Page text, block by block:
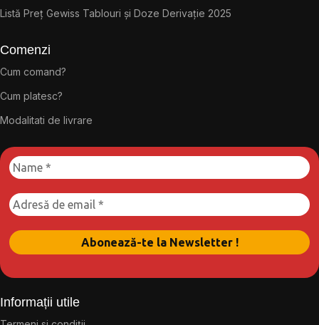
Listă Preț Gewiss Tablouri și Doze Derivație 2025
Comenzi
Cum comand?
Cum platesc?
Modalitati de livrare
Informații utile